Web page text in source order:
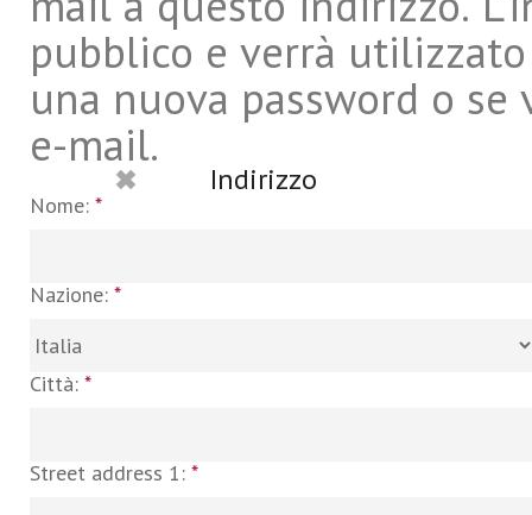
pubblico e verrà
una nuova password o
e-mail.
Indirizzo
Nome: *
Nazione: *
Città: *
Street address 1: *